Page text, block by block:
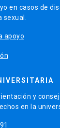
en casos de
sexual.
apoyo
y
en la